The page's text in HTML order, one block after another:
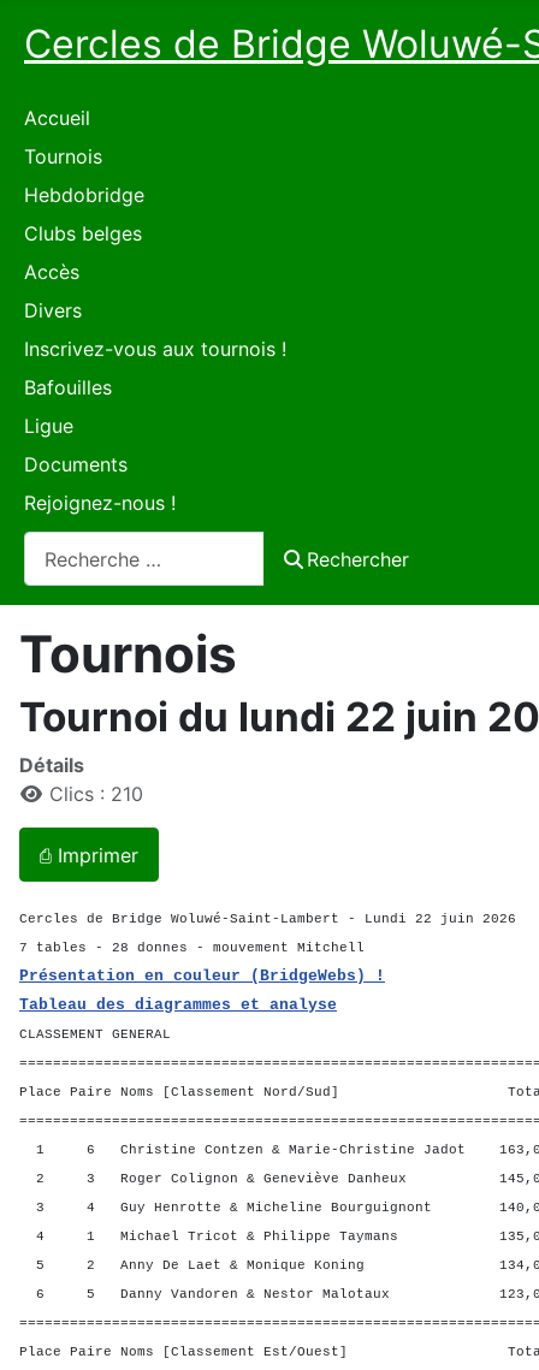
Cercles de Bridge
Accueil
Tournois
Hebdobridge
Clubs belges
Accès
Divers
Inscrivez-vous aux tournois !
Bafouilles
Ligue
Documents
Rejoignez-nous !
Rechercher
Tournois
Tournoi du lundi 22 juin
Détails
Clics : 210
⎙ Imprimer
Cercles de Bridge Woluwé-Saint-Lambert - Lundi 22 juin 2026
7 tables - 28 donnes - mouvement Mitchell
Présentation en couleur (BridgeWebs) !
Tableau des diagrammes et analyse
CLASSEMENT GENERAL
Place Paire Noms [Classement Nord/Sud] Total
1 6 Christine Contzen & Marie-Christine Jadot
2 3 Roger Colignon & Geneviève Danheux 145,00
3 4 Guy Henrotte & Micheline Bourguignont
4 1 Michael Tricot & Philippe Taymans 135,00
5 2 Anny De Laet & Monique Koning 134,00
6 5 Danny Vandoren & Nestor Malotaux 123,00
Place Paire Noms [Classement Est/Ouest] Total